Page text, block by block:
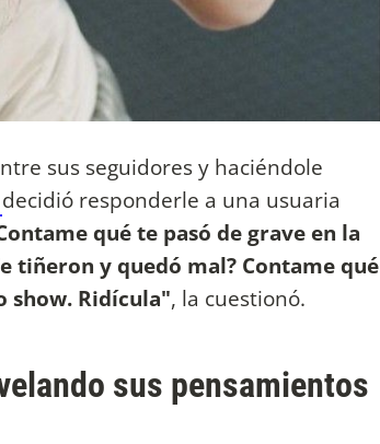
sus seguidores y haciéndole
decidió responderle a una usuaria
qué te pasó de grave en la
tiñeron y quedó mal? Contame qué
show. Ridícula", la cuestionó.
sus pensamientos